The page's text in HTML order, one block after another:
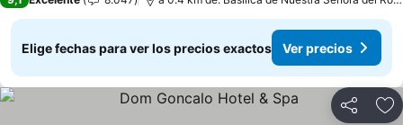
Elige fechas para ver los precios exactos Ver precios
Compartir